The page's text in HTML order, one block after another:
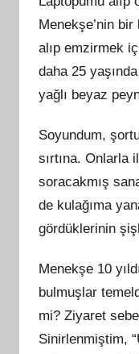
Menekşe’nin bir
alıp emzirmek
daha 25
yağlı beyaz
Soyundum,
sırtına. Onlarla
soracakmış
de kulağıma
gördüklerinin
Menekşe 10
bulmuşlar
mi? Ziyaret
Sinirlenmiştim,